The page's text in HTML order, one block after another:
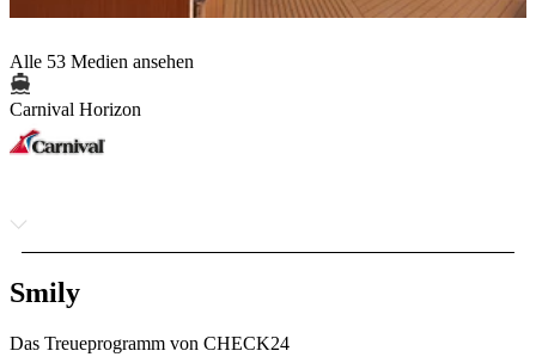
Alle 53 Medien ansehen
Carnival Horizon
Smily
Das Treueprogramm von CHECK24